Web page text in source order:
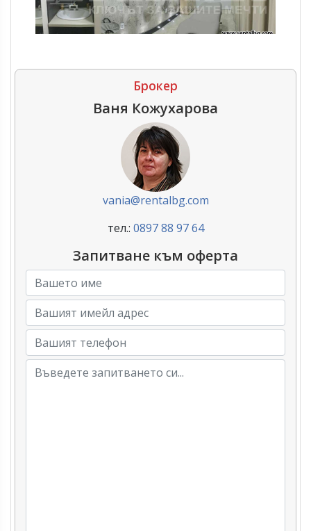
Брокер
Ваня Кожухарова
vania@rentalbg.com
тел.: 0897 88 97 64
Запитване към оферта